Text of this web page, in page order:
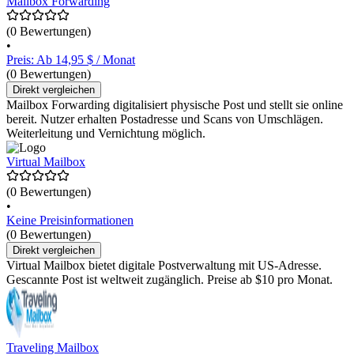
(0 Bewertungen)
•
Preis: Ab 14,95 $ / Monat
(0 Bewertungen)
Direkt vergleichen
Mailbox Forwarding digitalisiert physische Post und stellt sie online
bereit. Nutzer erhalten Postadresse und Scans von Umschlägen.
Weiterleitung und Vernichtung möglich.
Virtual Mailbox
(0 Bewertungen)
•
Keine Preisinformationen
(0 Bewertungen)
Direkt vergleichen
Virtual Mailbox bietet digitale Postverwaltung mit US-Adresse.
Gescannte Post ist weltweit zugänglich. Preise ab $10 pro Monat.
Traveling Mailbox